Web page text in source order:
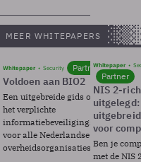
MEER WHITEPAPERS
Whitepaper Security Partner
Voldoen aan BIO2
Een uitgebreide gids over BIO2,
het verplichte
informatiebeveiligingsframework
voor alle Nederlandse
overheidsorganisaties.
Whitepaper
Partner
NIS 2-
uitgelegd:
voor
Ben je
met de NIS